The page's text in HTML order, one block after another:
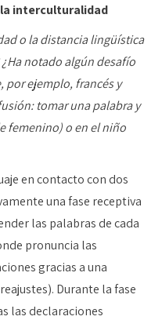
interculturalidad
o la distancia lingüística
notado algún desafío
por ejemplo, francés y
tomar una palabra y
femenino) o en el niño
en contacto con dos
una fase receptiva
las palabras de cada
pronuncia las
gracias a una
Durante la fase
las declaraciones